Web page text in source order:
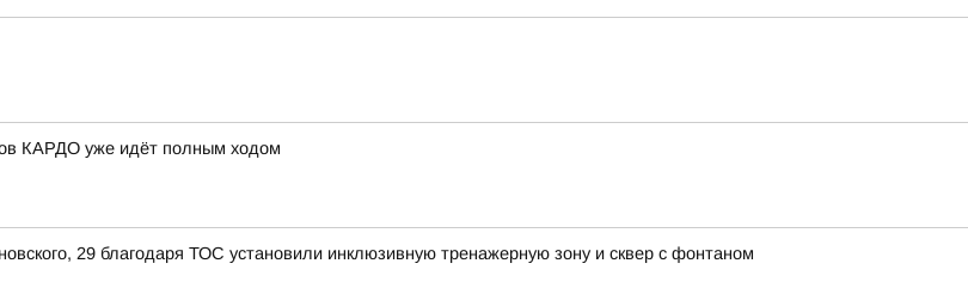
КАРДО уже идёт полным ходом
29 благодаря ТОС установили инклюзивную тренажерную зону и сквер с фонтаном